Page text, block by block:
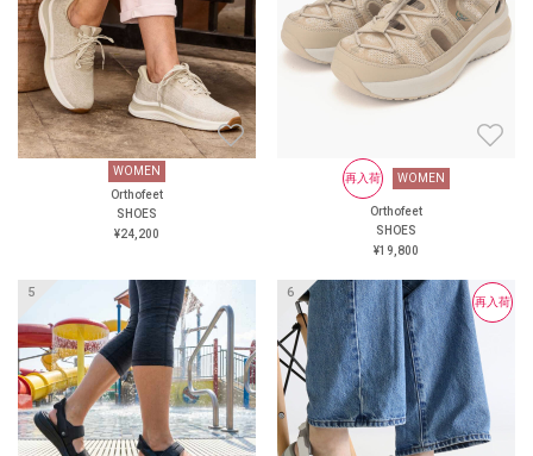
WOMEN
Orthofeet
SHOES
¥24,200
再入荷 WOMEN
Orthofeet
SHOES
¥19,800
再入荷
再入荷 WOMEN
Orthofeet
SHOES
WOMEN
Orthofeet
SHOES
¥19,800
再入荷